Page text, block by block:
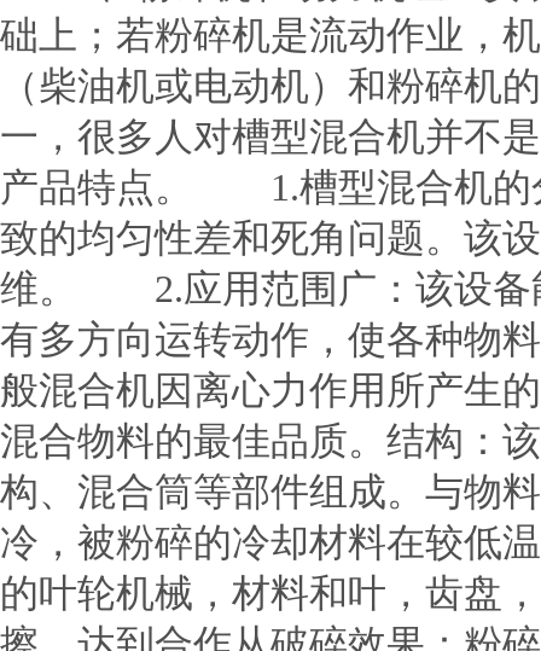
础上；若粉碎机是流动作业，
（柴油机或电动机）和粉碎机
一，很多人对槽型混合机并不
产品特点。 1.槽型混合机的
致的均匀性差和死角问题。该
维。 2.应用范围广：该设备
有多方向运转动作，使各种物
般混合机因离心力作用所产生
混合物料的最佳品质。结构：
构、混合筒等部件组成。与物
冷，被粉碎的冷却材料在较低
的叶轮机械，材料和叶，齿盘